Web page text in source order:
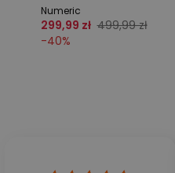
Numeric
299,99 zł 499,99 zł
-40%